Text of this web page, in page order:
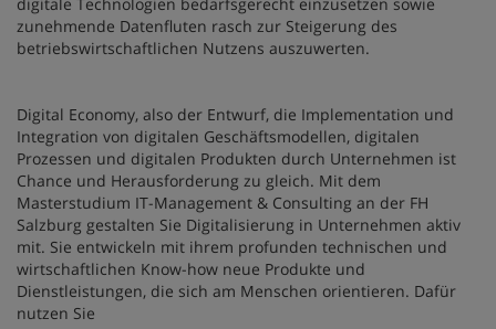
zunehmende Datenfluten rasch zur Steigerung des
betriebswirtschaftlichen Nutzens auszuwerten.
Digital Economy, also der Entwurf, die Implementation und
Integration von digitalen Geschäftsmodellen, digitalen
Prozessen und digitalen Produkten durch Unternehmen ist
Chance und Herausforderung zu gleich. Mit dem
Masterstudium IT-Management & Consulting an der FH
Salzburg gestalten Sie Digitalisierung in Unternehmen aktiv
mit. Sie entwickeln mit ihrem profunden technischen und
wirtschaftlichen Know-how neue Produkte und
Dienstleistungen, die sich am Menschen orientieren. Dafür
nutzen Sie